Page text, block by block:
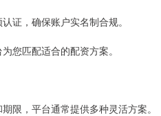
证，确保账户实名制合规。
您匹配适合的配资方案。
限，平台通常提供多种灵活方案。